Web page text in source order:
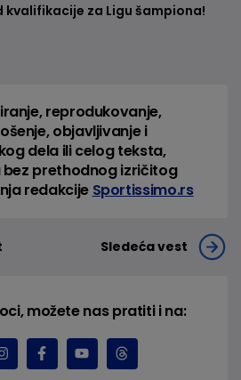
kvalifikacije za Ligu šampiona!
reprodukovanje,
objavljivanje i
dela ili celog teksta,
prethodnog izričitog
redakcije Sportissimo.rs
Sledeća vest
možete nas pratiti i na: